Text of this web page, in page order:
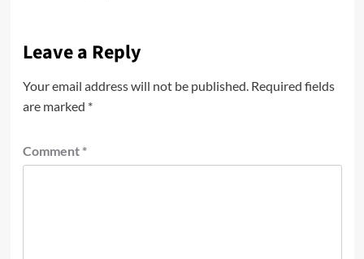
Leave a Reply
Your email address will not be published. Required fields
are marked *
Comment *